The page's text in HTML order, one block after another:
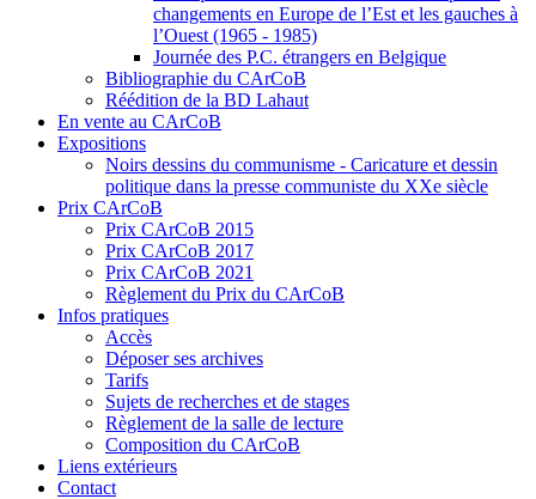
changements en Europe de l’Est et les gauches à
l’Ouest (1965 - 1985)
Journée des P.C. étrangers en Belgique
Bibliographie du CArCoB
Réédition de la BD Lahaut
En vente au CArCoB
Expositions
Noirs dessins du communisme - Caricature et dessin
politique dans la presse communiste du XXe siècle
Prix CArCoB
Prix CArCoB 2015
Prix CArCoB 2017
Prix CArCoB 2021
Règlement du Prix du CArCoB
Infos pratiques
Accès
Déposer ses archives
Tarifs
Sujets de recherches et de stages
Règlement de la salle de lecture
Composition du CArCoB
Liens extérieurs
Contact